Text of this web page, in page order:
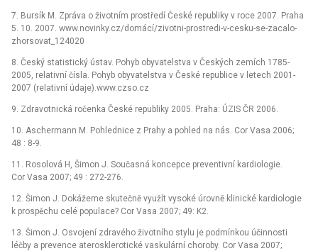
7. Bursík M. Zpráva o životním prostředí České republiky v roce 2007. Praha
5. 10. 2007. www.novinky.cz/domácí/zivotni-prostredi-v-cesku-se-zacalo-
zhorsovat_124020
8. Český statistický ústav. Pohyb obyvatelstva v Českých zemích 1785-
2005, relativní čísla. Pohyb obyvatelstva v České republice v letech 2001-
2007 (relativní údaje).www.czso.cz
9. Zdravotnická ročenka České republiky 2005. Praha: ÚZIS ČR 2006.
10. Aschermann M. Pohlednice z Prahy a pohled na nás. Cor Vasa 2006;
48 : 8-9.
11. Rosolová H, Šimon J. Současná koncepce preventivní kardiologie.
Cor Vasa 2007; 49 : 272-276.
12. Šimon J. Dokážeme skutečně využít vysoké úrovně klinické kardiologie
k prospěchu celé populace? Cor Vasa 2007; 49: K2.
13. Šimon J. Osvojení zdravého životního stylu je podmínkou účinnosti
léčby a prevence aterosklerotické vaskulární choroby. Cor Vasa 2007;